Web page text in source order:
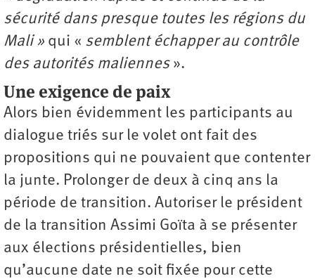
sécurité dans presque toutes les régions du
Mali » qui « semblent échapper au contrôle
des autorités maliennes».
Une exigence de paix
Alors bien évidemment les participants au
dialogue triés sur le volet ont fait des
propositions qui ne pouvaient que contenter
la junte. Prolonger de deux à cinq ans la
période de transition. Autoriser le président
de la transition Assimi Goïta à se présenter
aux élections présidentielles, bien
qu’aucune date ne soit fixée pour cette